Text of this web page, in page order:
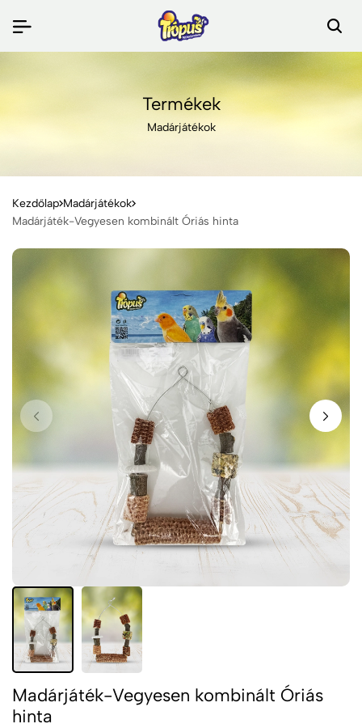
Termékek
Madárjátékok
Kezdőlap Madárjátékok
Madárjáték-Vegyesen kombinált Óriás hinta
Madárjáték-Vegyesen kombinált Óriás
hinta